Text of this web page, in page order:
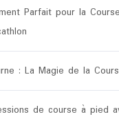
Parfait pour la
: La Magie de la
de course à pied